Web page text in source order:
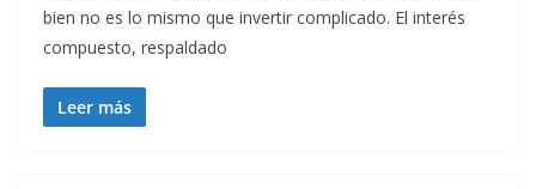
bien no es lo mismo que invertir complicado. El interés
compuesto, respaldado
Leer más